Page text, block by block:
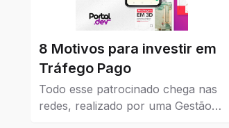
8 Motivos para investir em
Tráfego Pago
Todo esse patrocinado chega nas
redes, realizado por uma Gestão